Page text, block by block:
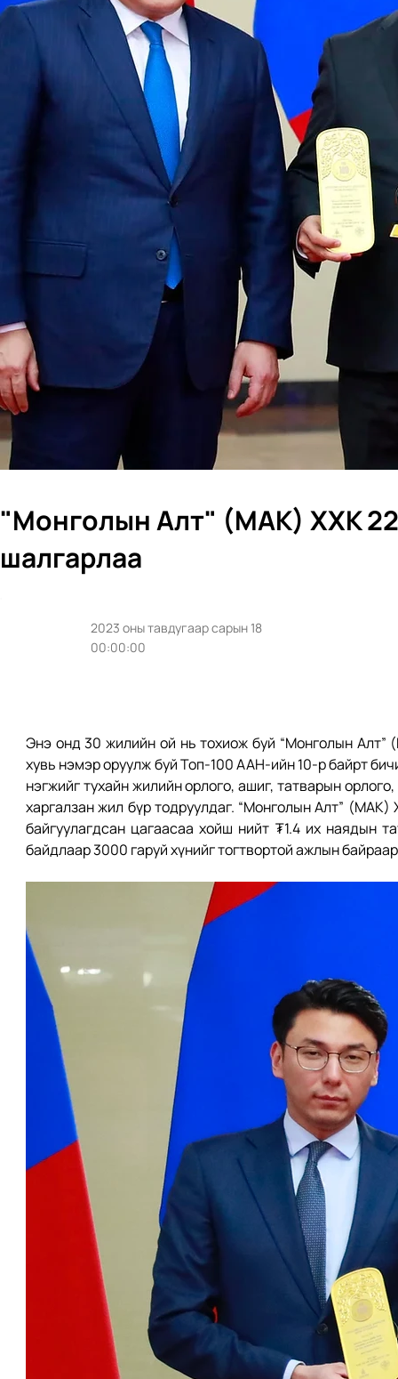
"Монголын Алт" (МАК) ХХК
шалгарлаа
2023 оны тавдугаар сарын 18
00:00:00
Энэ онд 30 жилийн ой нь тохиож буй “Монголын
хувь нэмэр оруулж буй Топ-100 ААН-ийн 10-р байрт
нэгжийг тухайн жилийн орлого, ашиг, татварын
харгалзан жил бүр тодруулдаг. “Монголын Алт”
байгуулагдсан цагаасаа хойш нийт ₮1.4 их наядын
байдлаар 3000 гаруй хүнийг тогтвортой ажлын